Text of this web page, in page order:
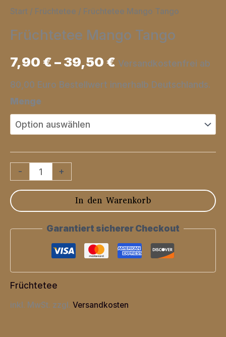
Start / Früchtetee / Früchtetee Mango Tango
Früchtetee Mango Tango
7,90€–39,50€ Versandkostenfrei ab
80,00 Euro Bestellwert innerhalb Deutschlands.
Menge
-
Früchtetee
Tango
+
In den Warenkorb
Garantiert sicherer Checkout
Früchtetee
inkl. MwSt. zzgl. Versandkosten